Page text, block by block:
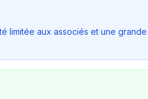
limitée aux associés et une grande